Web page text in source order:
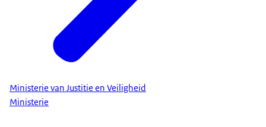
Ministerie van Justitie en Veiligheid
Ministerie